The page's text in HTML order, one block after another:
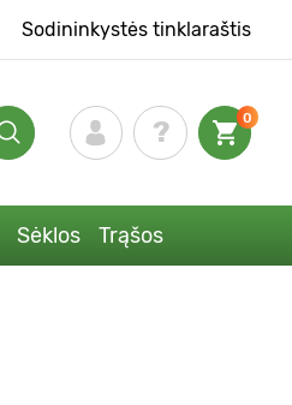
Sodininkystės tinklaraštis
0
Sėklos Trąšos